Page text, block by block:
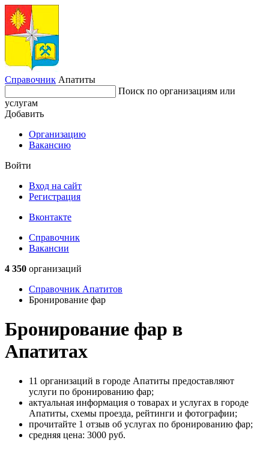
Справочник Апатиты
Поиск по организациям или
услугам
Добавить
Организацию
Вакансию
Войти
Вход на сайт
Регистрация
Вконтакте
Справочник
Вакансии
4 350 организаций
Справочник Апатитов
Бронирование фар
Бронирование фар в
Апатитах
11 организаций в городе Апатиты предоставляют
услуги по бронированию фар;
актуальная информация о товарах и услугах в городе
Апатиты, схемы проезда, рейтинги и фотографии;
прочитайте 1 отзыв об услугах по бронированию фар;
cредняя цена: 3000 руб.